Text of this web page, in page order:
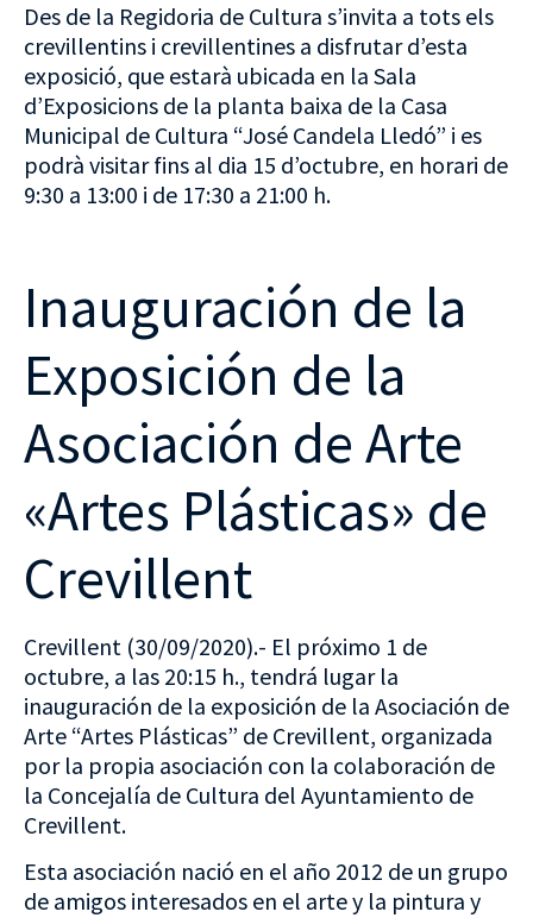
Des de la Regidoria de Cultura s’invita a tots els
crevillentins i crevillentines a disfrutar d’esta
exposició, que estarà ubicada en la Sala
d’Exposicions de la planta baixa de la Casa
Municipal de Cultura “José Candela Lledó” i es
podrà visitar fins al dia 15 d’octubre, en horari de
9:30 a 13:00 i de 17:30 a 21:00 h.
Inauguración de la
Exposición de la
Asociación de Arte
«Artes Plásticas» de
Crevillent
Crevillent (30/09/2020).- El próximo 1 de
octubre, a las 20:15 h., tendrá lugar la
inauguración de la exposición de la Asociación de
Arte “Artes Plásticas” de Crevillent, organizada
por la propia asociación con la colaboración de
la Concejalía de Cultura del Ayuntamiento de
Crevillent.
Esta asociación nació en el año 2012 de un grupo
de amigos interesados en el arte y la pintura y